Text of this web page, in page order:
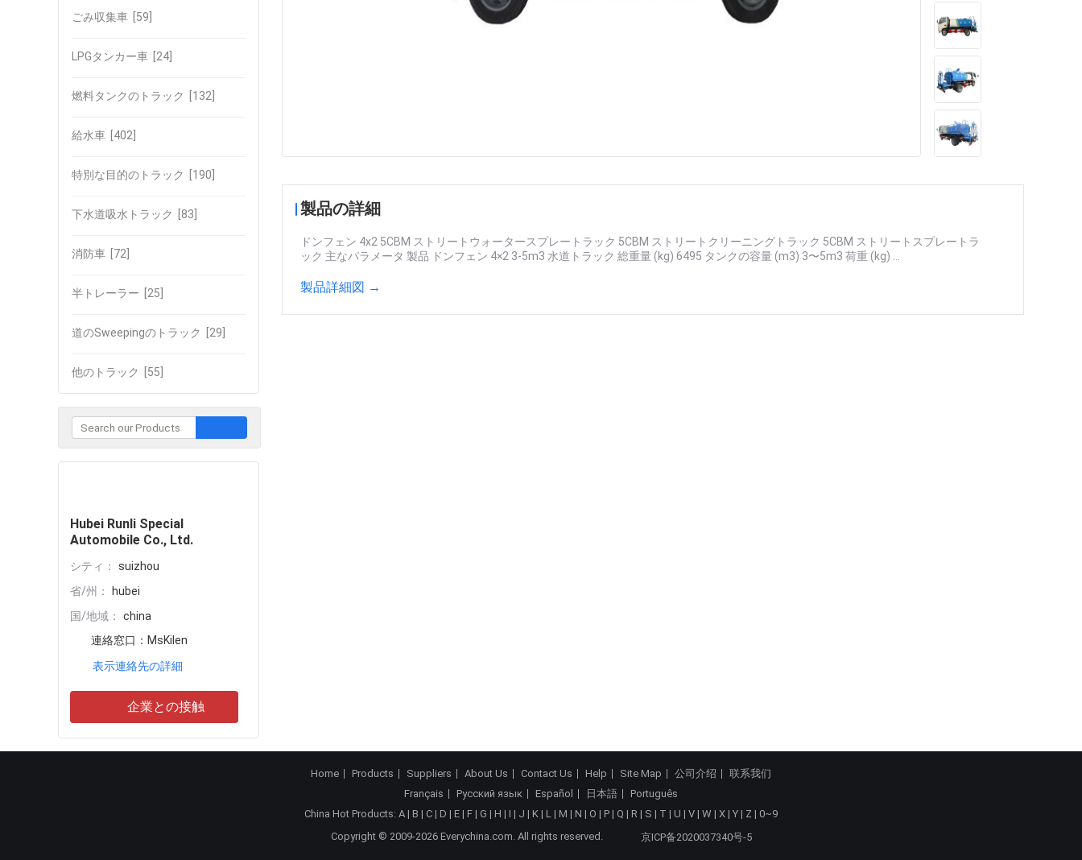
ごみ収集車 [59]
LPGタンカー車 [24]
燃料タンクのトラック [132]
給水車 [402]
特別な目的のトラック [190]
下水道吸水トラック [83]
消防車 [72]
半トレーラー [25]
道のSweepingのトラック [29]
他のトラック [55]
Hubei Runli Special
Automobile Co., Ltd.
シティ：
suizhou
省/州：
hubei
国/地域：
china
連絡窓口： MsKilen
表示連絡先の詳細
企業との接触
製品の詳細
ドンフェン 4x2 5CBM ストリートウォータースプレートラック 5CBM ストリートクリーニングトラック 5CBM ストリートスプレートラ
ック 主なパラメータ 製品 ドンフェン 4×2 3-5m3 水道トラック 総重量 (kg) 6495 タンクの容量 (m3) 3〜5m3 荷重 (kg) ...
製品詳細図 →
Home Products Suppliers About Us Contact Us Help Site Map 公司介绍
联系我们
Français
Русский язык Español 日本語
Português
China Hot Products: A | B | C | D | E | F | G | H | I | J | K | L | M | N | O | P | Q | R | S | T | U | V | W | X | Y | Z | 0~9
Copyright © 2009-2026 Everychina.com. All rights reserved.
京ICP备2020037340号-5